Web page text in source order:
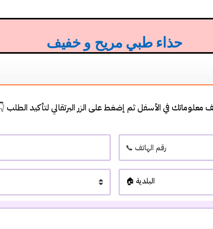
حذاء طبي مريح و خفيف